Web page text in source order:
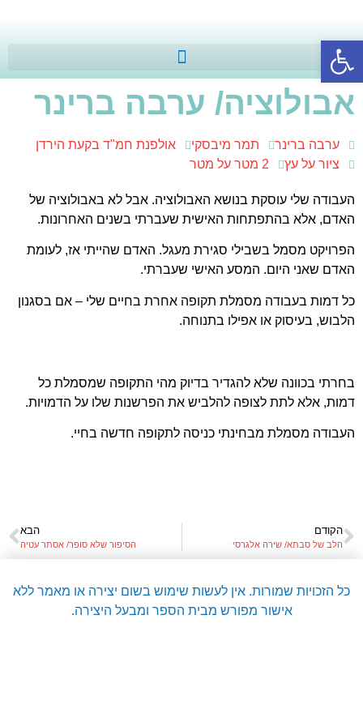
פתח סרגל נגישות
אבולוציה/ ערבה ברינר
ערבה ברינר תמר מיבסקי
אולפנת חמ"ד בקעת הירדן
ציור על עץ
2 מטר על מטר
העבודה שלי עוסקת בנושא האבולוציה. אבל לא באבולוציה של
האדם, אלא בהתפתחות האישית שעברתי בשנים האחרונות.
הפרויקט מסמל בשבילי סגירת מעגל. האדם שהייתי אז, לעומת
האדם שאני היום. המסע האישי שעברתי.
כל דמות בעבודה מסמלת תקופה אחרת בחיים שלי – אם בסגנון
הלבוש, בעיסוק או אפילו בתנוחה.
בחרתי בכוונה שלא להגדיר בדיוק מהי התקופה שמסמלת כל
דמות, אלא לתת לצופה להלביש את הפרשנות שלו על הדמויות.
העבודה מסמלת מבחינתי כניסה לתקופה חדשה בחיי.
הקודם
הלב של סבתא/ שירה אלגרסי
הבא
הסיפור שלא סופר/ אסתר עטיה
כל הזכויות שמורות. אין לעשות שימוש בשום יצירה או מאמר ללא
אישור מפורש מבית הספר ומבעל היצירה.